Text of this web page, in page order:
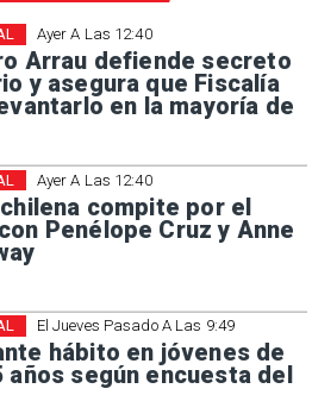
Ayer A Las 12:40
Arrau defiende secreto
y asegura que Fiscalía
en la mayoría de
Ayer A Las 12:40
compite por el
Penélope Cruz y Anne
El Jueves Pasado A Las 9:49
hábito en jóvenes de
años según encuesta del